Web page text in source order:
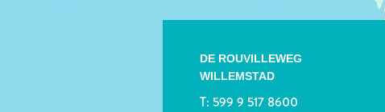
DE ROUVILLEWEG
WILLEMSTAD
T: 599 9 517 8600